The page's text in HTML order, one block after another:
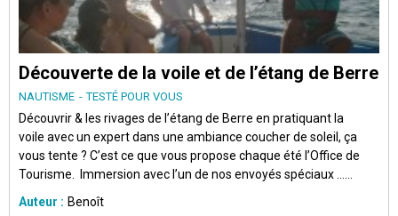
Découverte de la voile et de l’étang de Berre
NAUTISME TESTÉ POUR VOUS
Découvrir & les rivages de l’étang de Berre en pratiquant la
voile avec un expert dans une ambiance coucher de soleil, ça
vous tente ? C’est ce que vous propose chaque été l’Office de
Tourisme. Immersion avec l’un de nos envoyés spéciaux …...
Auteur : Benoît